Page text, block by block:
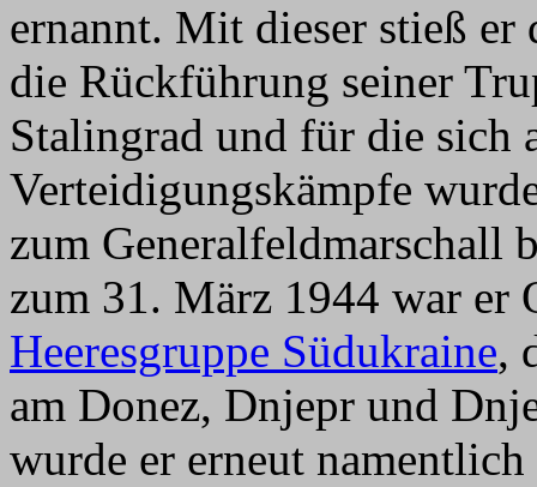
ernannt. Mit dieser stieß er
die Rückführung seiner
Stalingrad und für die sich
Verteidigungskämpfe
zum Generalfeldmarschall
zum 31. März 1944 war er
Heeresgruppe Südukraine,
am Donez, Dnjepr und
wurde er erneut